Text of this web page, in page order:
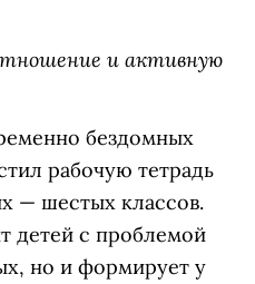
и активную
бездомных
рабочую тетрадь
— шестых классов.
детей с проблемой
но и формирует у